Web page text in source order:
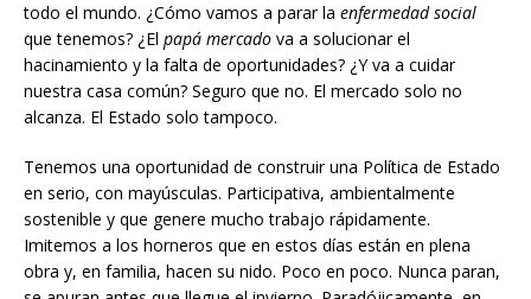
todo el mundo. ¿Cómo vamos a parar la enfermedad social
que tenemos? ¿El papá mercado va a solucionar el
hacinamiento y la falta de oportunidades? ¿Y va a cuidar
nuestra casa común? Seguro que no. El mercado solo no
alcanza. El Estado solo tampoco.
Tenemos una oportunidad de construir una Política de Estado
en serio, con mayúsculas. Participativa, ambientalmente
sostenible y que genere mucho trabajo rápidamente.
Imitemos a los horneros que en estos días están en plena
obra y, en familia, hacen su nido. Poco en poco. Nunca paran,